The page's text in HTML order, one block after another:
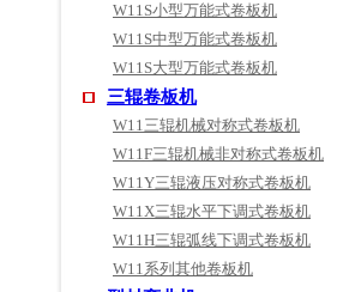
W11S小型万能式卷板机
W11S中型万能式卷板机
W11S大型万能式卷板机
三辊卷板机
W11三辊机械对称式卷板机
W11F三辊机械非对称式卷板机
W11Y三辊液压对称式卷板机
W11X三辊水平下调式卷板机
W11H三辊弧线下调式卷板机
W11系列其他卷板机